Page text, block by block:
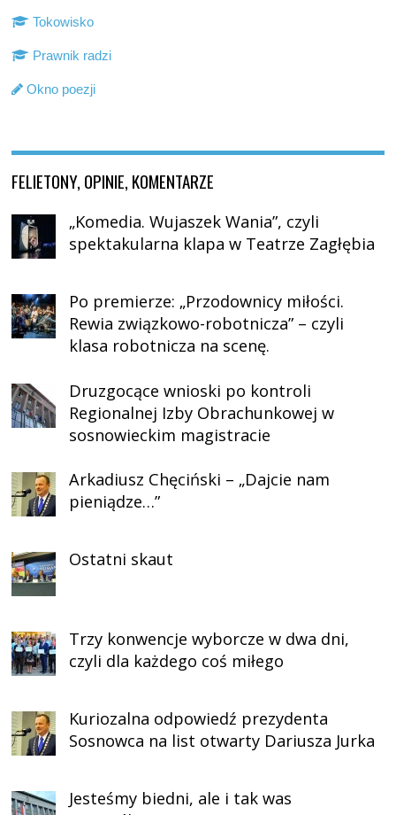
Tokowisko
Prawnik radzi
Okno poezji
FELIETONY, OPINIE, KOMENTARZE
„Komedia. Wujaszek Wania”, czyli
spektakularna klapa w Teatrze Zagłębia
Po premierze: „Przodownicy miłości.
Rewia związkowo-robotnicza” – czyli
klasa robotnicza na scenę.
Druzgocące wnioski po kontroli
Regionalnej Izby Obrachunkowej w
sosnowieckim magistracie
Arkadiusz Chęciński – „Dajcie nam
pieniądze…”
Ostatni skaut
Trzy konwencje wyborcze w dwa dni,
czyli dla każdego coś miłego
Kuriozalna odpowiedź prezydenta
Sosnowca na list otwarty Dariusza Jurka
Jesteśmy biedni, ale i tak was